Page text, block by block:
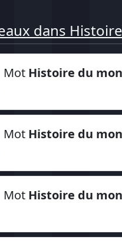
dans
Mot Histoire du
Mot Histoire du
Mot Histoire du